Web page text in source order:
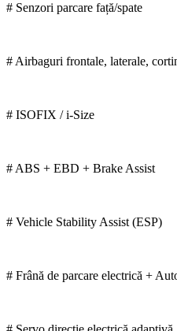
# Senzori parcare față/spate
# Airbaguri frontale, laterale,
# ISOFIX / i-Size
# ABS + EBD + Brake Assist
# Vehicle Stability Assist (ESP)
# Frână de parcare electrică +